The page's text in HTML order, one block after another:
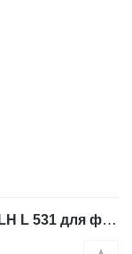
Гидромотор Liebherr A6VM107 DA / LH L 531 для фронтального погрузчика Liebherr A6VM107 DA / LH L 531